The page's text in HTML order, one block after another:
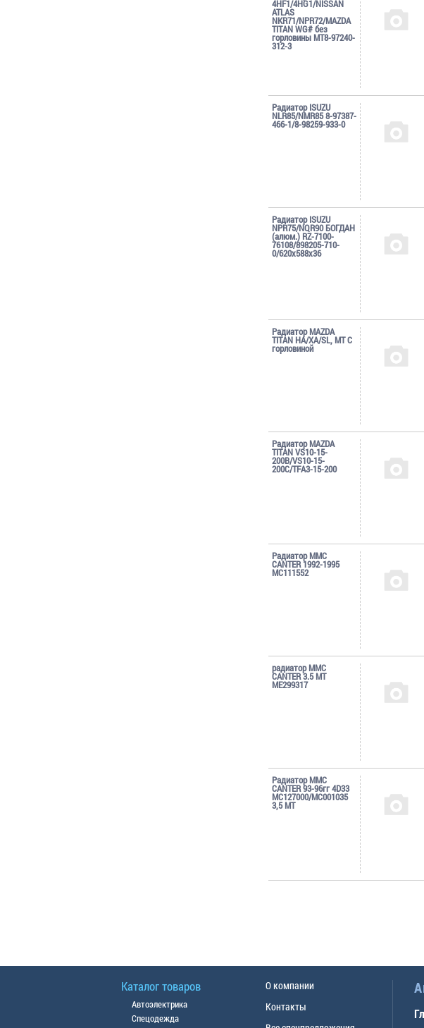
4HF1/4HG1/NISSAN
ATLAS
NKR71/NPR72/MAZDA
TITAN WG# без
горловины MT8-97240-
312-3
Радиатор ISUZU
NLR85/NMR85 8-97387-
466-1/8-98259-933-0
Радиатор ISUZU
NPR75/NQR90 БОГДАН
(алюм.) RZ-7100-
76108/898205-710-
0/620х588х36
Радиатор MAZDA
TITAN HA/XA/SL, MT С
горловиной
Радиатор MAZDA
TITAN VS10-15-
200B/VS10-15-
200C/TFA3-15-200
Радиатор MMC
CANTER 1992-1995
MC111552
радиатор MMC
CANTER 3.5 MT
ME299317
Радиатор MMC
CANTER 93-96гг 4D33
MC127000/MC001035
3,5 MT
Каталог товаров
Автоэлектрика
Спецодежда
О компании
Контакты